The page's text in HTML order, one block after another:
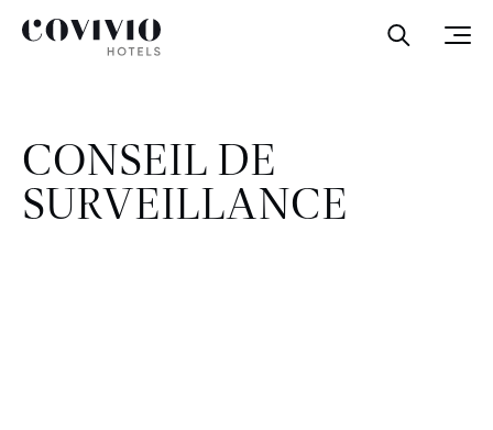
Covivio Hotels Ouvrir la
CONSEIL DE
SURVEILLANCE